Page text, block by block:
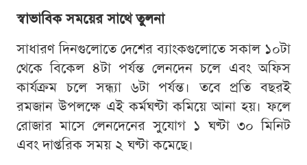
স্বাভাবিক সময়ের সাথে তুলনা
সাধারণ দিনগুলোতে দেশের ব্যাংকগুলোতে সকাল ১০টা
থেকে বিকেল ৪টা পর্যন্ত লেনদেন চলে এবং অফিস
কার্যক্রম চলে সন্ধ্যা ৬টা পর্যন্ত। তবে প্রতি বছরই
রমজান উপলক্ষে এই কর্মঘণ্টা কমিয়ে আনা হয়। ফলে
রোজার মাসে লেনদেনের সুযোগ ১ ঘণ্টা ৩০ মিনিট
এবং দাপ্তরিক সময় ২ ঘণ্টা কমেছে।